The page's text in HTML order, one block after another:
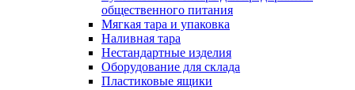
общественного питания
Мягкая тара и упаковка
Наливная тара
Нестандартные изделия
Оборудование для склада
Пластиковые ящики